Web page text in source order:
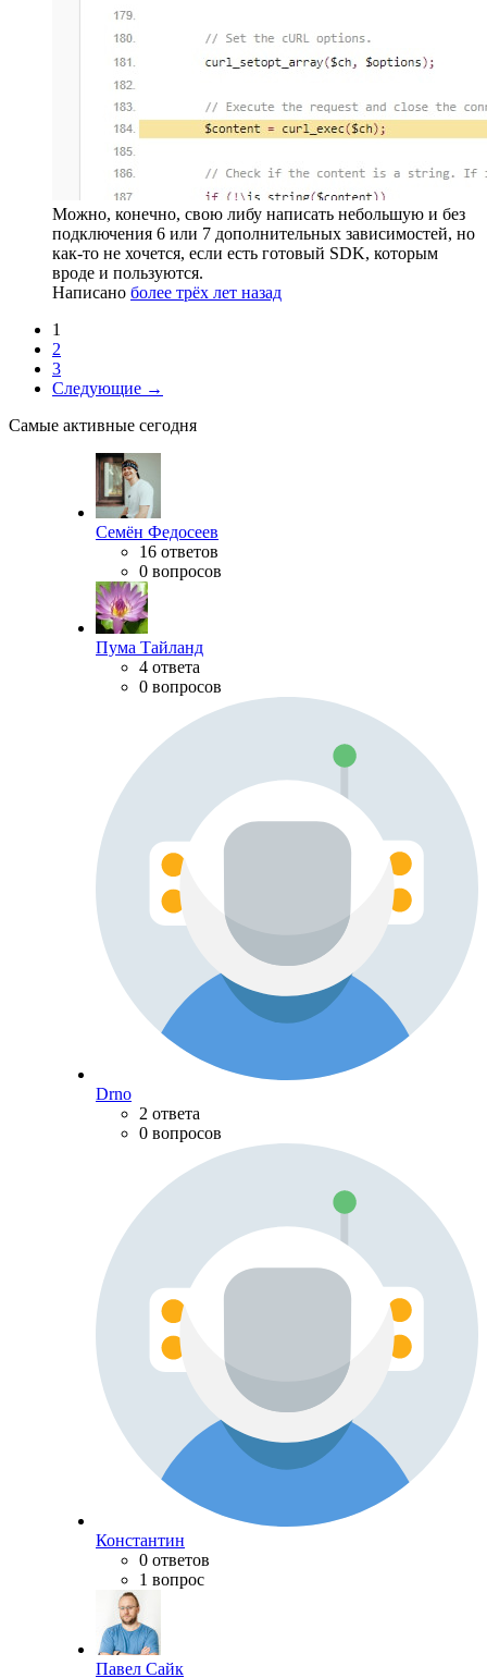
Можно, конечно, свою либу написать небольшую и без
подключения 6 или 7 дополнительных зависимостей, но
как-то не хочется, если есть готовый SDK, которым
вроде и пользуются.
Написано более трёх лет назад
1
2
3
Следующие →
Самые активные сегодня
Семён Федосеев
16 ответов
0 вопросов
Пума Тайланд
4 ответа
0 вопросов
Drno
2 ответа
0 вопросов
Константин
0 ответов
1 вопрос
Павел Сайк